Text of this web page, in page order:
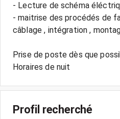
- Lecture de schéma
- maitrise des procédés de
câblage , intégration ,
Prise de poste dès que
Profil recherché